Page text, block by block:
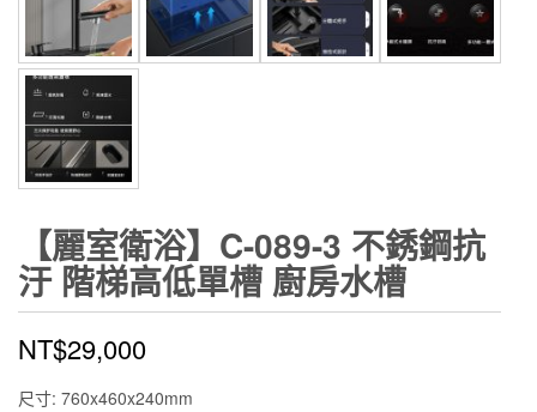
【麗室衛浴】C-089-3 不銹鋼抗
汙 階梯高低單槽 廚房水槽
NT$29,000
尺寸: 760x460x240mm